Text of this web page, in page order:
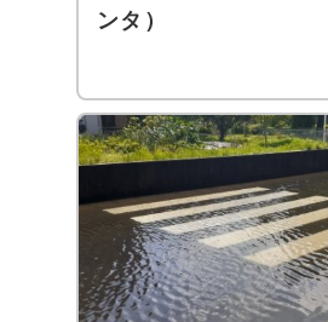
ンタ）